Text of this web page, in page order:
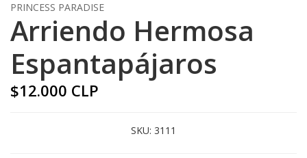
PRINCESS PARADISE
Arriendo Hermosa
Espantapájaros
$12.000 CLP
SKU: 3111